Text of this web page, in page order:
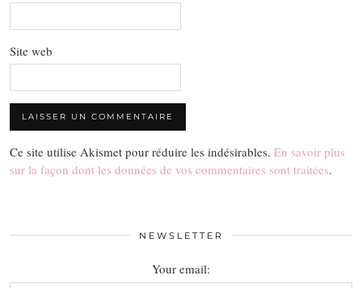
Site web
Ce site utilise Akismet pour réduire les indésirables. En savoir plus
sur la façon dont les données de vos commentaires sont traitées.
NEWSLETTER
Your email: